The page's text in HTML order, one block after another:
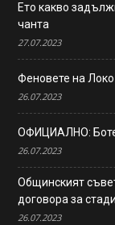
Ето какво
чанта
27.07.2023
Феновете на Локо
26.07.2023
ОФИЦИАЛНО:
26.07.2023
Общинският
договора за
26.07.2023